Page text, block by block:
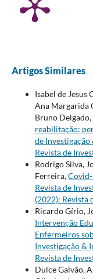
Artigos Similares
Isabel de Jesus
Ana Margarida
Bruno Delgado,
reabilitação:
de Investigação
Revista de
Rodrigo Silva,
Ferreira,
Revista de
(2022): Revista
Ricardo Gírio,
Intervenção
Enfermeiros
Investigação &
Revista de
Dulce Galvão,